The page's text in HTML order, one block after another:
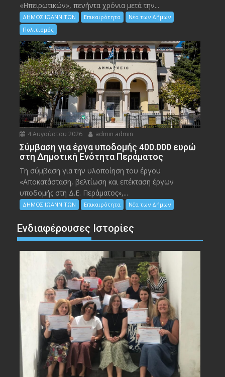
«Ηπειρωτικών», πενήντα χρόνια μετά την...
ΔΗΜΟΣ ΙΩΑΝΝΙΤΩΝ Επικαιρότητα
Νέα των Δήμων
Πολιτισμός
4 Αυγούστου 2026 admin admin
Σύμβαση για έργα υποδομής 400.000 ευρώ
στη Δημοτική Ενότητα Περάματος
Τη σύμβαση για την υλοποίηση του έργου
«Αποκατάσταση, βελτίωση και επέκταση έργων
υποδομής στη Δ.Ε. Περάματος»,...
ΔΗΜΟΣ ΙΩΑΝΝΙΤΩΝ Επικαιρότητα Νέα των Δήμων
Ενδιαφέρουσες Ιστορίες